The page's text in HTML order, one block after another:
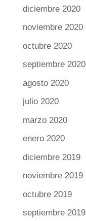
diciembre 2020
noviembre 2020
octubre 2020
septiembre 2020
agosto 2020
julio 2020
marzo 2020
enero 2020
diciembre 2019
noviembre 2019
octubre 2019
septiembre 2019